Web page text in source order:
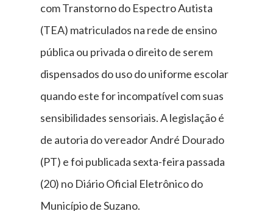
com Transtorno do Espectro Autista
(TEA) matriculados na rede de ensino
pública ou privada o direito de serem
dispensados do uso do uniforme escolar
quando este for incompatível com suas
sensibilidades sensoriais. A legislação é
de autoria do vereador André Dourado
(PT) e foi publicada sexta-feira passada
(20) no Diário Oficial Eletrônico do
Município de Suzano.